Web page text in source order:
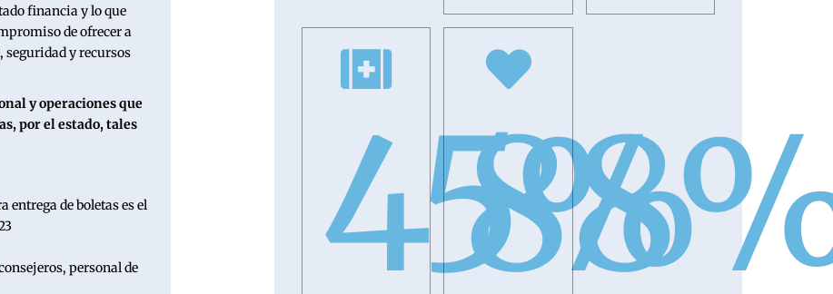
financia y lo que
de ofrecer a
seguridad y recursos
y operaciones que
por el estado, tales
personal de
45%
88